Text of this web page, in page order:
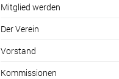
Mitglied werden
Der Verein
Vorstand
Kommissionen